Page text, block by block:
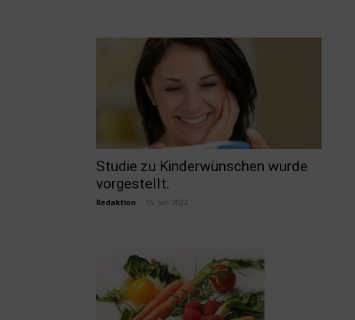
Studie zu Kinderwünschen wurde
vorgestellt.
Redaktion 15. Juli 2022